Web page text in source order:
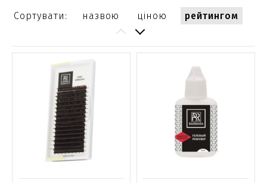
Сортувати: назвою ціною рейтингом